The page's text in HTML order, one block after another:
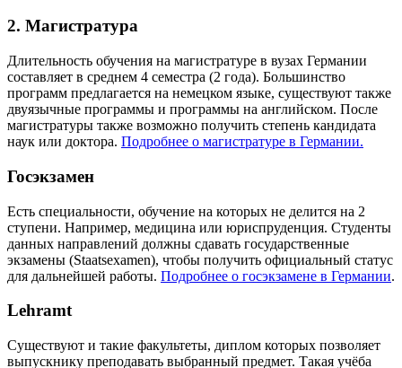
2. Магистратура
Длительность обучения на магистратуре в вузах Германии
составляет в среднем 4 семестра (2 года). Большинство
программ предлагается на немецком языке, существуют также
двуязычные программы и программы на английском. После
магистратуры также возможно получить степень кандидата
наук или доктора. Подробнее о магистратуре в Германии.
Госэкзамен
Есть специальности, обучение на которых не делится на 2
ступени. Например, медицина или юриспруденция. Студенты
данных направлений должны сдавать государственные
экзамены (Staatsexamen), чтобы получить официальный статус
для дальнейшей работы. Подробнее о госэкзамене в Германии.
Lehramt
Существуют и такие факультеты, диплом которых позволяет
выпускнику преподавать выбранный предмет. Такая учёба